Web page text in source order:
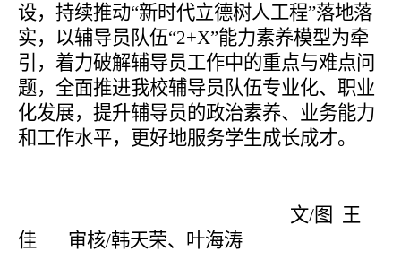
设，持续推动“新时代立德树人工程”落地落
实，以辅导员队伍“2+X”能力素养模型为牵
引，着力破解辅导员工作中的重点与难点问
题，全面推进我校辅导员队伍专业化、职业
化发展，提升辅导员的政治素养、业务能力
和工作水平，更好地服务学生成长成才。
文/图
王
佳
审核/韩天荣、叶海涛